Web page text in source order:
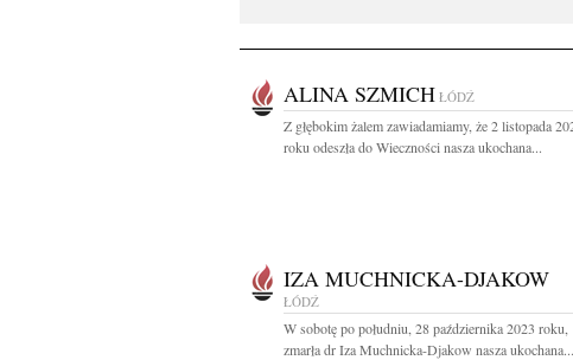
ALINA SZMICH ŁÓDŹ
Z głębokim żalem zawiadamiamy, że 2 listopada
roku odeszła do Wieczności nasza ukochana...
IZA MUCHNICKA-DJAKOW
ŁÓDŹ
W sobotę po południu, 28 października 2023 roku,
zmarła dr Iza Muchnicka-Djakow nasza ukochana...